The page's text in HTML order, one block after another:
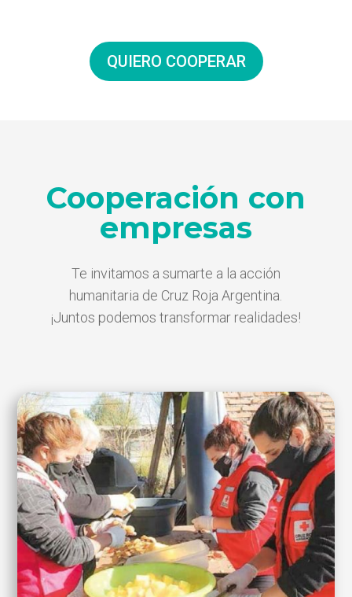
QUIERO COOPERAR
Cooperación con
empresas
Te invitamos a sumarte a la acción
humanitaria de Cruz Roja Argentina.
¡Juntos podemos transformar realidades!